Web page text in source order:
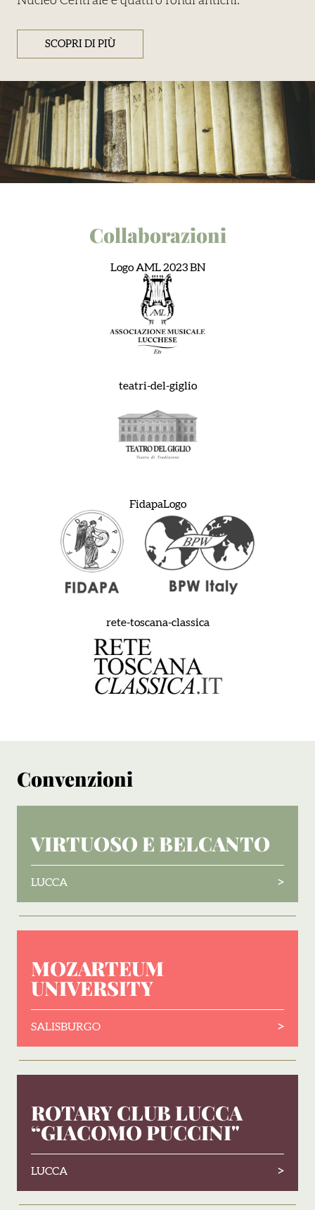
SCOPRI DI PIÙ
Collaborazioni
Logo AML 2023 BN
teatri-del-giglio
FidapaLogo
rete-toscana-classica
Convenzioni
VIRTUOSO E BELCANTO
LUCCA >
MOZARTEUM
UNIVERSITY
SALISBURGO >
ROTARY CLUB LUCCA
“GIACOMO PUCCINI"
LUCCA >